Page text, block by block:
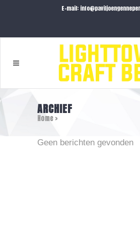
E-mail:
ARCHIEF
Home >
Geen berichten gevonden